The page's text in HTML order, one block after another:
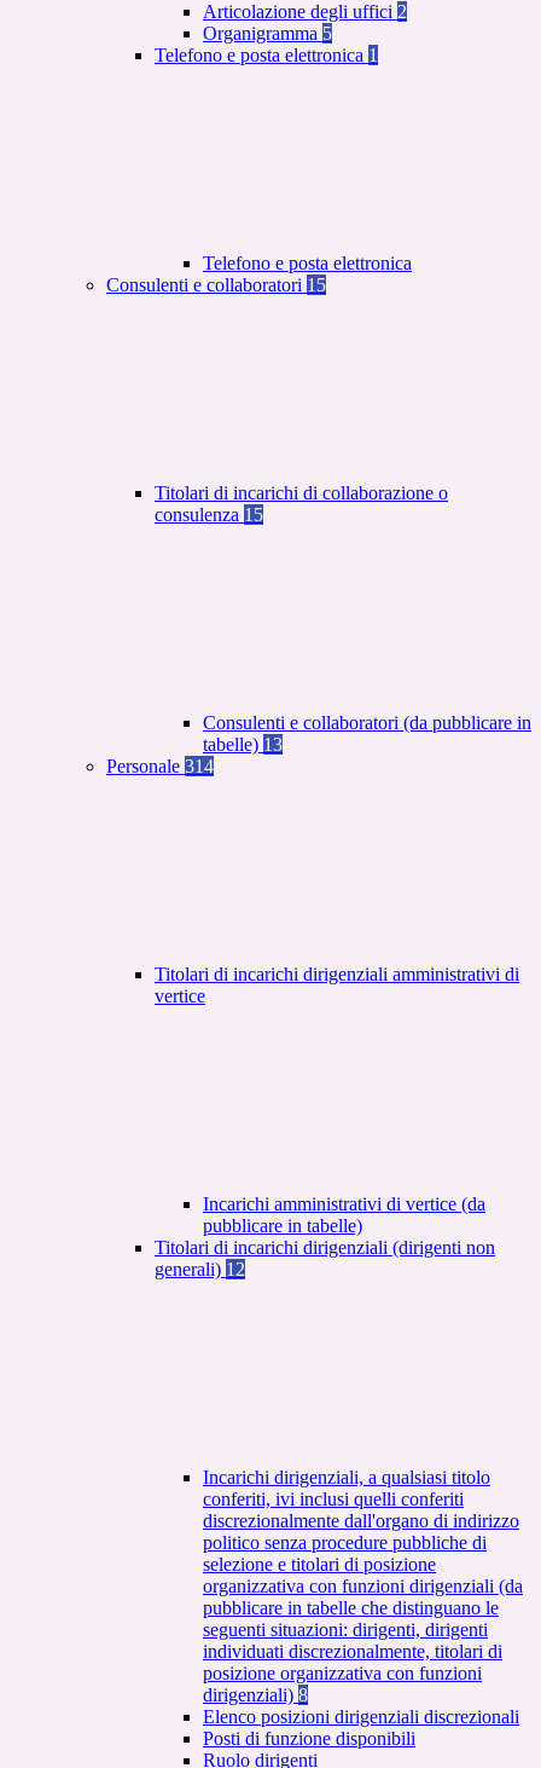
Articolazione degli uffici 2
Organigramma 5
Telefono e posta elettronica 1
Telefono e posta elettronica
Consulenti e collaboratori 15
Titolari di incarichi di collaborazione o
consulenza 15
Consulenti e collaboratori (da pubblicare in
tabelle) 13
Personale 314
Titolari di incarichi dirigenziali amministrativi di
vertice
Incarichi amministrativi di vertice (da
pubblicare in tabelle)
Titolari di incarichi dirigenziali (dirigenti non
generali) 12
Incarichi dirigenziali, a qualsiasi titolo
conferiti, ivi inclusi quelli conferiti
discrezionalmente dall'organo di indirizzo
politico senza procedure pubbliche di
selezione e titolari di posizione
organizzativa con funzioni dirigenziali (da
pubblicare in tabelle che distinguano le
seguenti situazioni: dirigenti, dirigenti
individuati discrezionalmente, titolari di
posizione organizzativa con funzioni
dirigenziali) 8
Elenco posizioni dirigenziali discrezionali
Posti di funzione disponibili
Ruolo dirigenti